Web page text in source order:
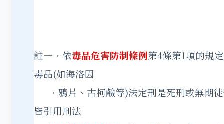
註一、依毒品危害防制條例第4條第1項的規
毒品(如海洛因
、鴉片、古柯鹼等)法定刑是死刑或無期
皆引用刑法